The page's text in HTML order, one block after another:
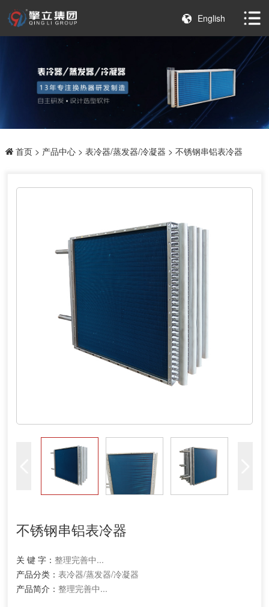
English
首页> 产品中心> 表冷器/蒸发器/冷凝器 > 不锈钢串铝表冷器
不锈钢串铝表冷器
关 键 字： 整理完善中...
产品分类： 表冷器/蒸发器/冷凝器
产品简介： 整理完善中...